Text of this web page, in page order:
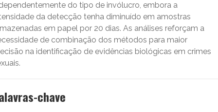
do tipo de invólucro, embora a
da detecção tenha diminuído em amostras
em papel por 20 dias. As análises reforçam a
de combinação dos métodos para maior
na identificação de evidências biológicas em crimes
chave